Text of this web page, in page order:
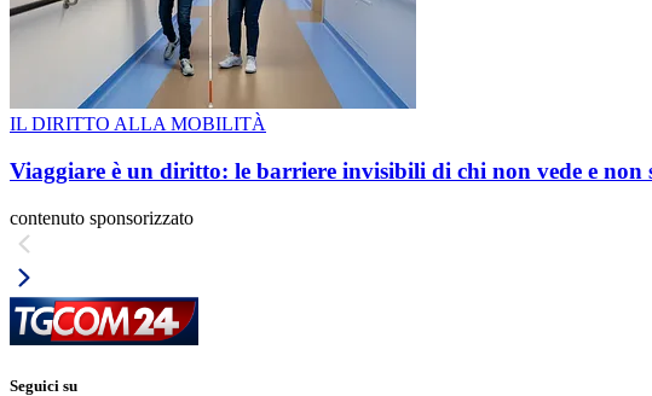
IL DIRITTO ALLA MOBILITÀ
Viaggiare è un diritto: le barriere invisibili di chi non vede e non
contenuto sponsorizzato
Seguici su